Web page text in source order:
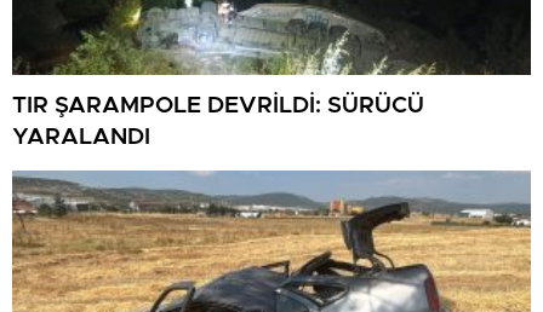
TIR ŞARAMPOLE DEVRİLDİ: SÜRÜCÜ
YARALANDI